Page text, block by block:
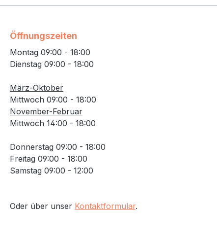
Öffnungszeiten
Montag 09:00 - 18:00
Dienstag 09:00 - 18:00
März-Oktober
Mittwoch 09:00 - 18:00
November-Februar
Mittwoch 14:00 - 18:00
Donnerstag 09:00 - 18:00
Freitag 09:00 - 18:00
Samstag 09:00 - 12:00
Oder über unser Kontaktformular.